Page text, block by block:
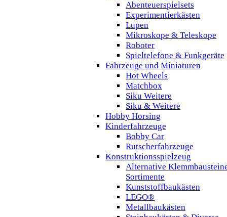
Abenteuerspielsets
Experimentierkästen
Lupen
Mikroskope & Teleskope
Roboter
Spieltelefone & Funkgeräte
Fahrzeuge und Miniaturen
Hot Wheels
Matchbox
Siku Weitere
Siku & Weitere
Hobby Horsing
Kinderfahrzeuge
Bobby Car
Rutscherfahrzeuge
Konstruktionsspielzeug
Alternative
Sortimente
Kunststoffbaukästen
LEGO®
Metallbaukästen